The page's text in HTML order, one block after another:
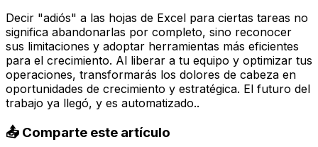
Decir "adiós" a las hojas de Excel para ciertas tareas no
significa abandonarlas por completo, sino reconocer
sus limitaciones y adoptar herramientas más eficientes
para el crecimiento. Al liberar a tu equipo y optimizar tus
operaciones, transformarás los dolores de cabeza en
oportunidades de crecimiento y estratégica. El futuro del
trabajo ya llegó, y es automatizado..
📤 Comparte este artículo